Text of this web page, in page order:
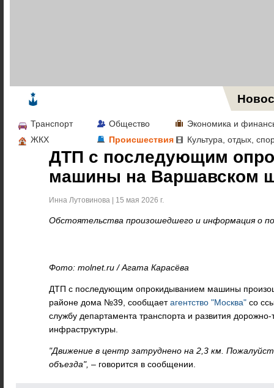
Транспорт Общество
Экономика и
ЖКХ
Происшествия Культура, отдых,
ДТП с последующим
машины на Варшавском
Инна Лутовинова | 15 мая 2026 г.
Обстоятельства произошедшего и информация о
Фото: molnet.ru / Агата Карасёва
ДТП с последующим опрокидыванием машины
районе дома №39, сообщаетагентство "Москва" со
службу департамента транспорта и развития дорожно-
инфраструктуры.
"Движение в центр затруднено на 2,3 км.
объезда", – говорится в сообщении.